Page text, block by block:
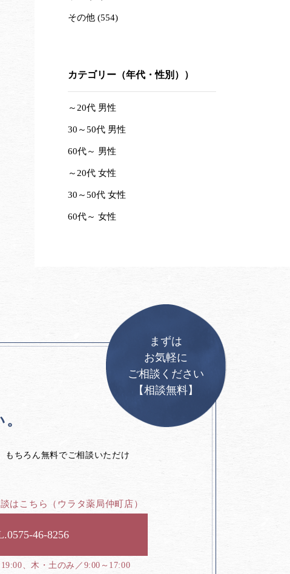
その他 (554)
カテゴリー（年代・性別））
～20代 男性
30～50代 男性
60代～ 男性
～20代 女性
30～50代 女性
60代～ 女性
もちろん無料でご相談いただけ
はこちら （ウラタ薬局仲町店）
0575-46-8256
、木・土のみ／9:00～17:00
まずは
お気軽に
ご相談ください
【相談無料】